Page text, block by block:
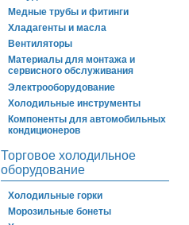
Медные трубы и фитинги
Хладагенты и масла
Вентиляторы
Материалы для монтажа и
сервисного обслуживания
Электрооборудование
Холодильные инструменты
Компоненты для автомобильных
кондиционеров
Торговое холодильное
оборудование
Холодильные горки
Морозильные бонеты